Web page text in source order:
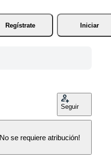
Regístrate
Iniciar
Seguir
No se requiere atribución!